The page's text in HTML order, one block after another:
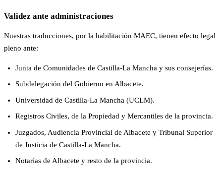
Validez ante administraciones
Nuestras traducciones, por la habilitación MAEC, tienen efecto legal
pleno ante:
Junta de Comunidades de Castilla-La Mancha y sus consejerías.
Subdelegación del Gobierno en Albacete.
Universidad de Castilla-La Mancha (UCLM).
Registros Civiles, de la Propiedad y Mercantiles de la provincia.
Juzgados, Audiencia Provincial de Albacete y Tribunal Superior
de Justicia de Castilla-La Mancha.
Notarías de Albacete y resto de la provincia.